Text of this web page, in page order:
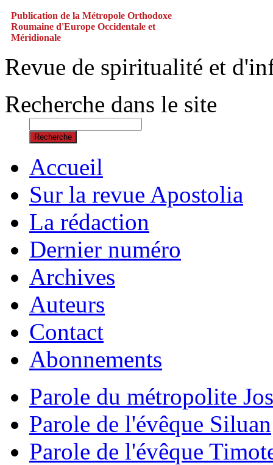
Publication de la Métropole Orthodoxe
Roumaine d'Europe Occidentale et
Méridionale
Revue de spiritualité et
Recherche dans le site
Recherche
Accueil
Sur la revue Apostolia
La rédaction
Dernier numéro
Archives
Auteurs
Contact
Abonnements
Parole du métropolite
Parole de l'évêque Siluan
Parole de l'évêque